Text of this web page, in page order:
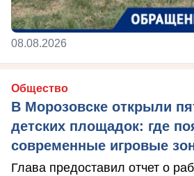
08.08.2026
Общество
В Морозовске открыли
детских площадок: где
современные игровые
Глава предоставил отчет о